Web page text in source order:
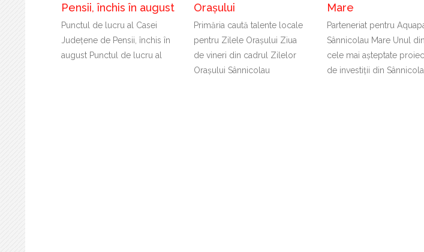
Pensii, închis în august
Punctul de lucru al Casei
Județene de Pensii, închis în
august Punctul de lucru al
Orașului
Primăria caută talente locale
pentru Zilele Orașului Ziua
de vineri din cadrul Zilelor
Orașului Sânnicolau
Mare
Parteneriat pentru
Sânnicolau Mare Unul
cele mai așteptate
de investiții din